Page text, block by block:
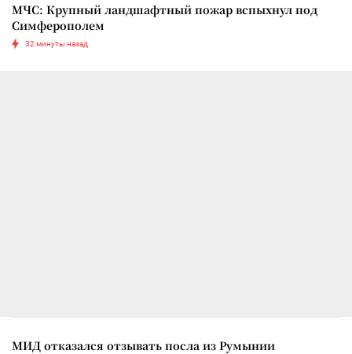
МЧС: Крупный ландшафтный пожар вспыхнул под
Симферополем
32 минуты назад
МИД отказался отзывать посла из Румынии